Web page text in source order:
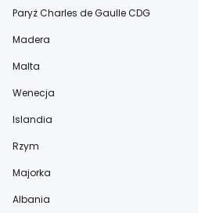
Paryż Charles de Gaulle CDG
Madera
Malta
Wenecja
Islandia
Rzym
Majorka
Albania